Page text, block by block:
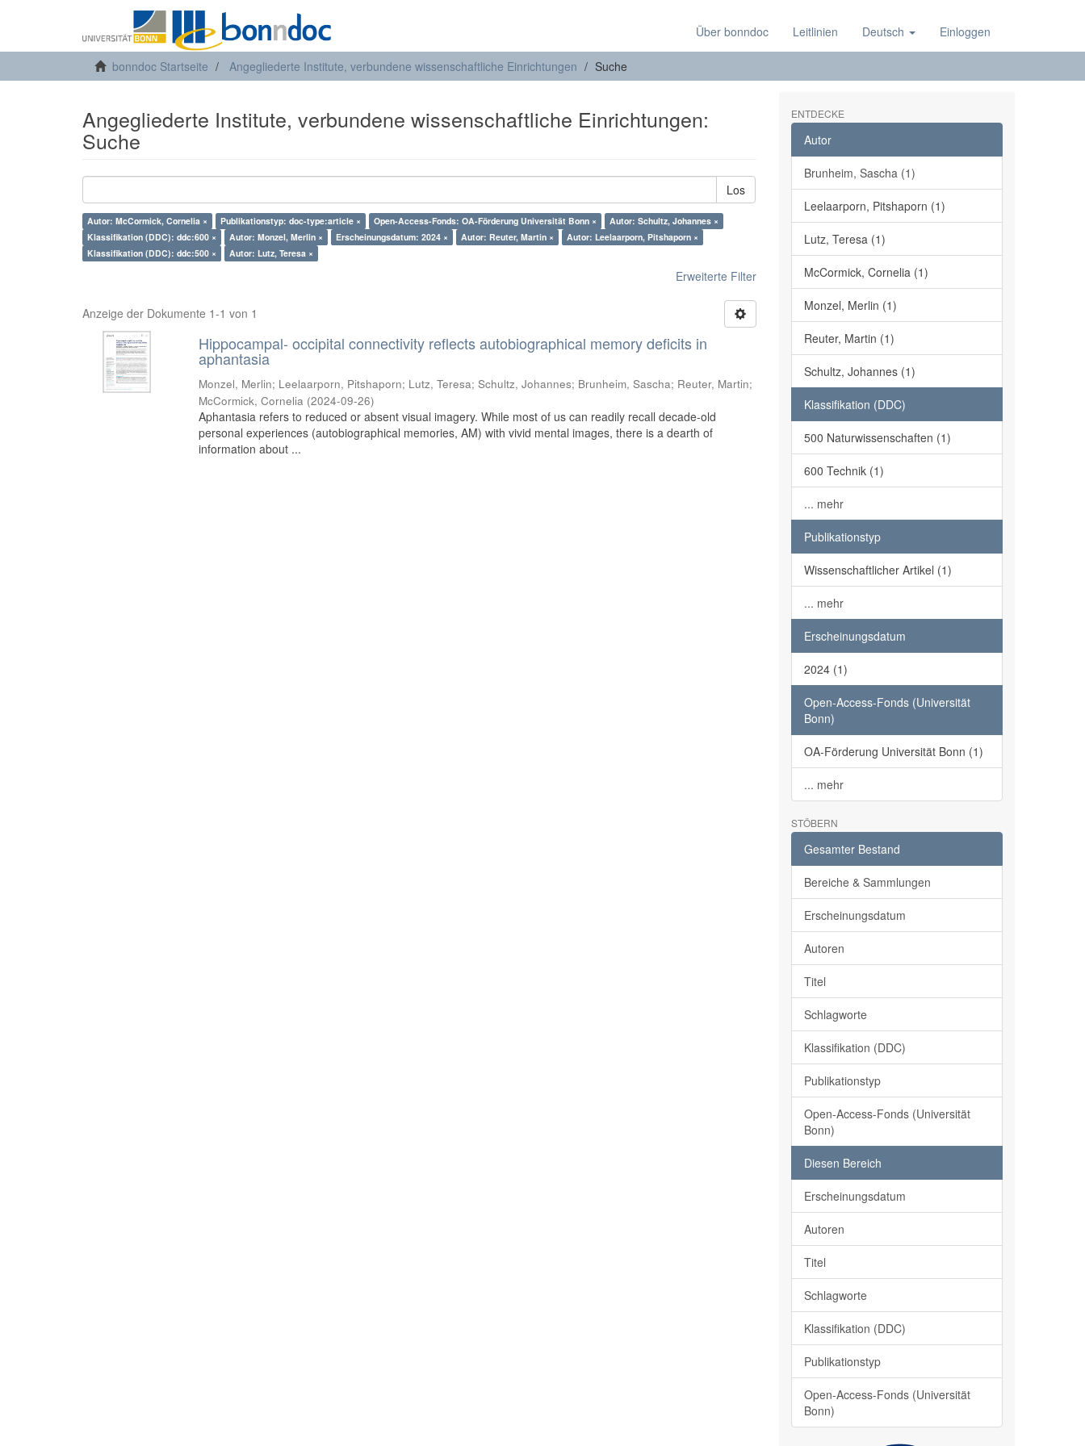
Über bonndoc Leitlinien Deutsch Einloggen
bonndoc Startseite Angegliederte Institute, verbundene wissenschaftliche Einrichtungen Suche
Angegliederte Institute, verbundene wissenschaftliche Einrichtungen:
Suche
Los
Autor: McCormick, Cornelia × Publikationstyp: doc-type:article × Open-Access-Fonds: OA-Förderung Universität Bonn ×
Autor: Schultz, Johannes ×
Klassifikation (DDC): ddc:600 ×
Autor: Monzel, Merlin × Erscheinungsdatum: 2024 × Autor: Reuter, Martin ×
Autor: Leelaarporn, Pitshaporn ×
Klassifikation (DDC): ddc:500 ×
Autor: Lutz, Teresa ×
Erweiterte Filter
Anzeige der Dokumente 1-1 von 1
Hippocampal- occipital connectivity reflects autobiographical memory deficits in
aphantasia
Monzel, Merlin; Leelaarporn, Pitshaporn; Lutz, Teresa;Schultz, Johannes; Brunheim, Sascha; Reuter, Martin;
McCormick, Cornelia (2024-09-26)
Aphantasia refers to reduced or absent visual imagery. While most of us can readily recall decade-old
personal experiences (autobiographical memories, AM) with vivid mental images, there is a dearth of
information about ...
ENTDECKE
Autor
Brunheim, Sascha (1)
Leelaarporn, Pitshaporn (1)
Lutz, Teresa (1)
McCormick, Cornelia (1)
Monzel, Merlin (1)
Reuter, Martin (1)
Schultz, Johannes (1)
Klassifikation (DDC)
500 Naturwissenschaften (1)
600 Technik (1)
... mehr
Publikationstyp
Wissenschaftlicher Artikel (1)
... mehr
Erscheinungsdatum
2024 (1)
Open-Access-Fonds (Universität
Bonn)
OA-Förderung Universität Bonn (1)
... mehr
STÖBERN
Gesamter Bestand
Bereiche & Sammlungen
Erscheinungsdatum
Autoren
Titel
Schlagworte
Klassifikation (DDC)
Publikationstyp
Open-Access-Fonds (Universität
Bonn)
Diesen Bereich
Erscheinungsdatum
Autoren
Titel
Schlagworte
Klassifikation (DDC)
Publikationstyp
Open-Access-Fonds (Universität
Bonn)